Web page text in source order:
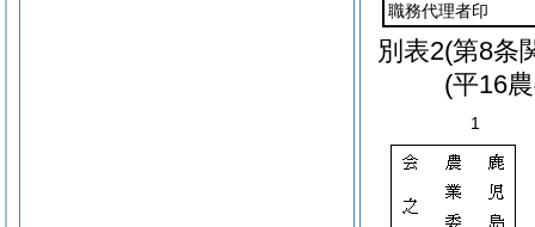
職務代理者印
別表2(第8条
(平16
1